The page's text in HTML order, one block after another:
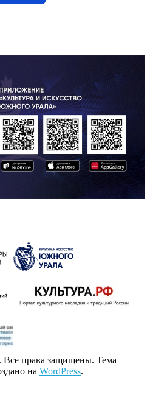
Все права защищены. Тема
на WordPress.